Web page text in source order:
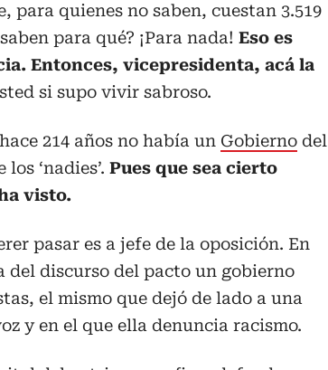
para quienes no saben, cuestan 3.519
para qué? ¡Para nada! Eso es
Entonces, vicepresidenta, acá la
si supo vivir sabroso.
214 años no había un Gobierno del
‘nadies’. Pues que sea cierto
visto.
pasar es a jefe de la oposición. En
del discurso del pacto un gobierno
el mismo que dejó de lado a una
y en el que ella denuncia racismo.